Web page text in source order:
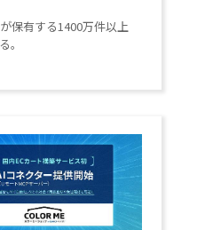
保有する1400万件以上
。